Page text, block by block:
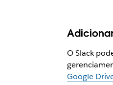
O Slack
Google